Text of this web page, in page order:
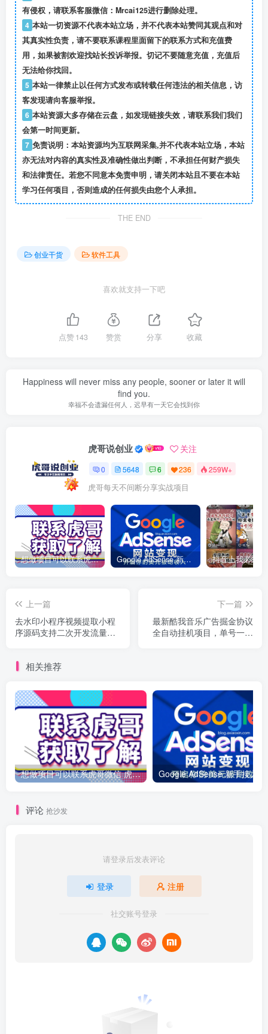
有侵权，请联系客服微信：Mrcai125进行删除处理。
4 本站一切资源不代表本站立场，并不代表本站赞同其观点和对
其真实性负责，请不要联系课程里面留下的联系方式和充值费
用，如果被割欢迎找站长投诉举报。切记不要随意充值，充值后
无法给你找回。
5 本站一律禁止以任何方式发布或转载任何违法的相关信息，访
客发现请向客服举报。
6 本站资源大多存储在云盘，如发现链接失效，请联系我们我们
会第一时间更新。
7 免责说明：本站资源均为互联网采集,并不代表本站立场，本站
亦无法对内容的真实性及准确性做出判断，不承担任何财产损失
和法律责任。若您不同意本免责申明，请关闭本站且不要在本站
学习任何项目，否则造成的任何损失由您个人承担。
THE END
创业干货 软件工具
喜欢就支持一下吧
点赞143 赞赏 分享 收藏
Happiness will never miss any people, sooner or later it will
find you.
幸福不会遗漏任何人，迟早有一天它会找到你
虎哥说创业 关注
0 5648 6 236 259W+
虎哥每天不间断分享实战项目
想做项目可以联系虎哥微信 虎哥一对一解答并且远程视频教学 Google AdSense 新手接入教程：虎哥手把手教你用网站赚取美元收入
上一篇
去水印小程序视频提取小程
序源码支持二次开发流量主
下一篇
最新酷我音乐广告掘金协议
全自动挂机项目，单号一天
相关推荐
想做项目可以联系虎哥微信 虎哥一对一解答并且远程视频教学
评论 抢沙发
请登录后发表评论
登录 注册
社交账号登录